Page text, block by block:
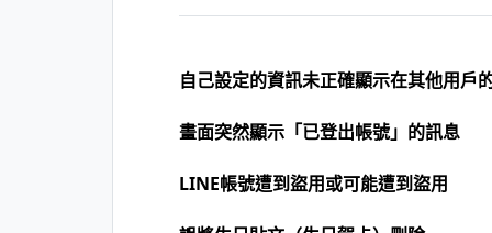
自己設定的資訊未正確顯示在其他用戶
畫面突然顯示「已登出帳號」的訊息
LINE帳號遭到盜用或可能遭到盜用